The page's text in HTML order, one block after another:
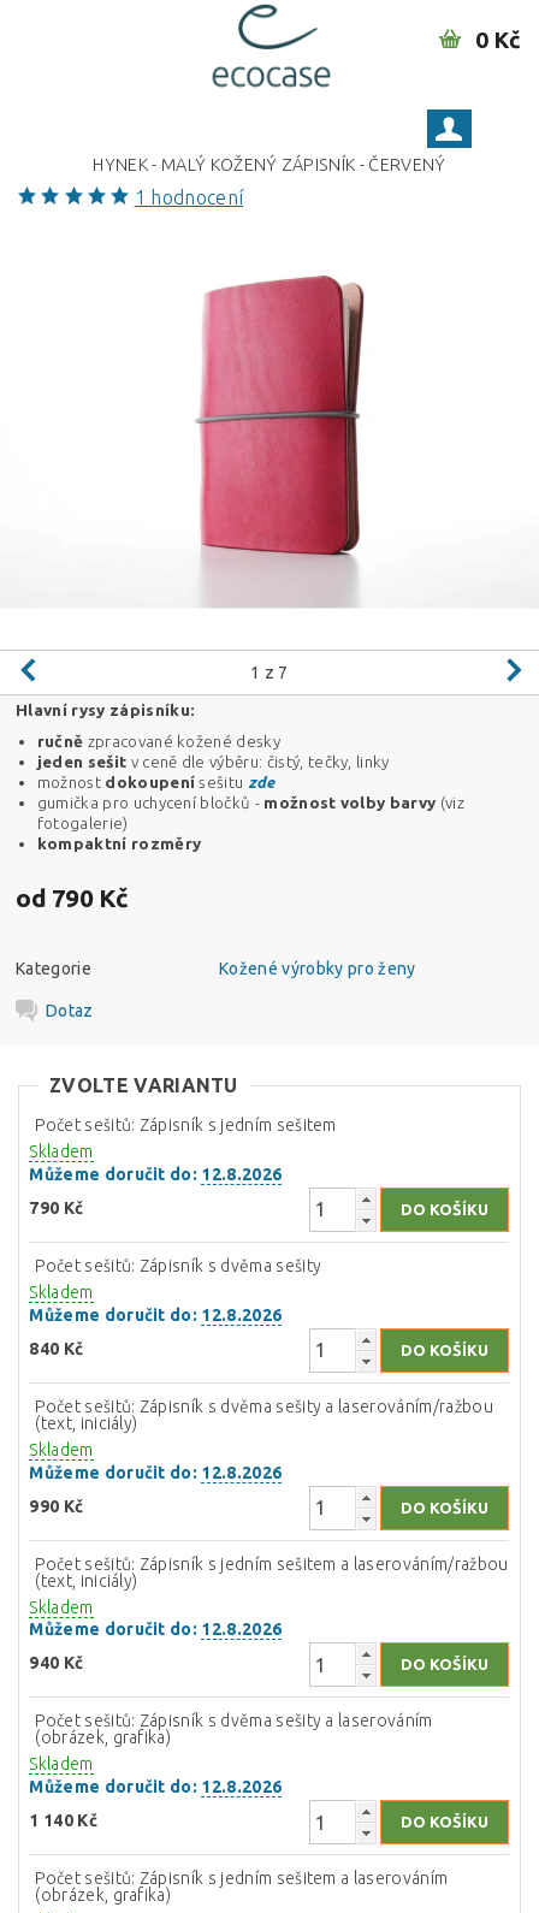
0 Kč
HYNEK - MALÝ KOŽENÝ ZÁPISNÍK - ČERVENÝ
1 hodnocení
1 z 7
Hlavní rysy zápisníku:
ručně zpracované kožené desky
jeden sešit v ceně dle výběru: čistý, tečky, linky
možnost dokoupení sešitu zde
gumička pro uchycení bločků - možnost volby barvy (viz
fotogalerie)
kompaktní rozměry
od 790 Kč
Kategorie Kožené výrobky pro ženy
Dotaz
ZVOLTE VARIANTU
Počet sešitů: Zápisník s jedním sešitem
Skladem
Můžeme doručit do: 12.8.2026
790 Kč
Počet sešitů: Zápisník s dvěma sešity
Skladem
Můžeme doručit do: 12.8.2026
840 Kč
Počet sešitů: Zápisník s dvěma sešity a laserováním/ražbou
(text, iniciály)
Skladem
Můžeme doručit do: 12.8.2026
990 Kč
Počet sešitů: Zápisník s jedním sešitem a laserováním/ražbou
(text, iniciály)
Skladem
Můžeme doručit do: 12.8.2026
940 Kč
Počet sešitů: Zápisník s dvěma sešity a laserováním
(obrázek, grafika)
Skladem
Můžeme doručit do: 12.8.2026
1 140 Kč
Počet sešitů: Zápisník s jedním sešitem a laserováním
(obrázek, grafika)